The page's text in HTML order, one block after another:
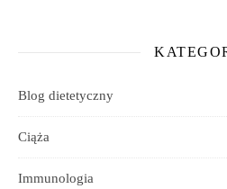
Blog dietetyczny
Ciąża
Immunologia